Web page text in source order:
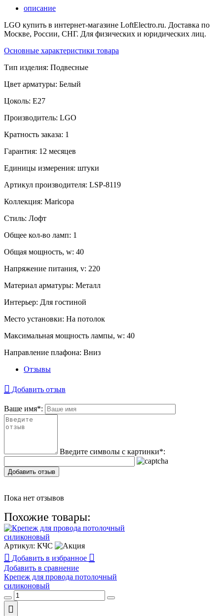
описание
LGO купить в интернет-магазине LoftElectro.ru. Доставка по
Москве, России, СНГ. Для физических и юридических лиц.
Основные характеристики товара
Тип изделия: Подвесные
Цвет арматуры: Белый
Цоколь: E27
Производитель: LGO
Кратность заказа: 1
Гарантия: 12 месяцев
Единицы измерения: штуки
Артикул производителя: LSP-8119
Коллекция: Maricopa
Стиль: Лофт
Общее кол-во ламп: 1
Общая мощность, w: 40
Напряжение питания, v: 220
Материал арматуры: Металл
Интерьер: Для гостиной
Место установки: На потолок
Максимальная мощность лампы, w: 40
Направление плафона: Вниз
Отзывы
Добавить отзыв
Ваше имя*:
Введите символы с картинки*:
Добавить отзыв
Пока нет отзывов
Похожие товары:
Артикул: КЧС
Добавить в избранное
Добавить в сравнение
Крепеж для провода потолочный
силиконовый